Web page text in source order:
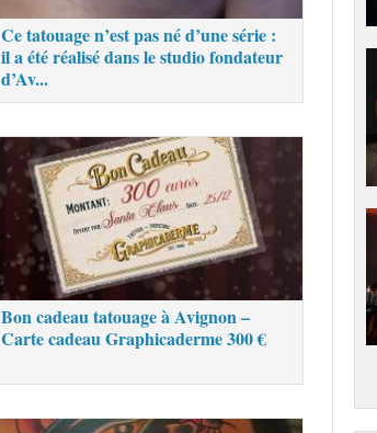
Ce tatouage n’est pas né d’une série :
il a été réalisé dans le studio fondateur
d’Av...
Bon cadeau tatouage à Avignon –
Carte cadeau Graphicaderme 300 €